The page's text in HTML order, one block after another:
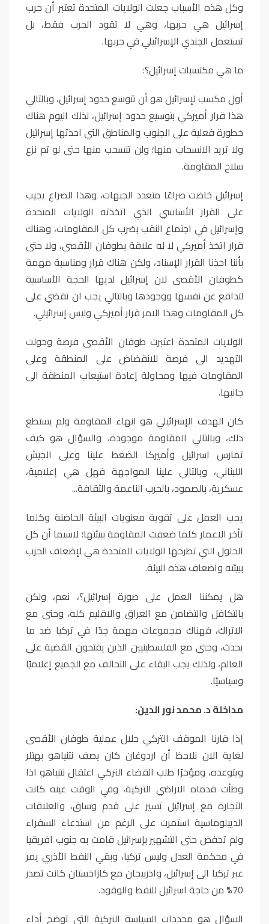
وكل هذه الأسباب جعلت الولايات المتحدة تعتبر أن حرب
إسرائيل هي حربها، وهي لا تقود الحرب فقط، بل
تستعمل الجندي الإسرائيلي في حربها.
ما هي مكتسبات إسرائيل؟:
أول مكسب لإسرائيل هو أن تتوسع حدود إسرائيل، وبالتالي
هذا قرار أميركي بتوسيع حدود إسرائيل، لذلك اليوم هناك
خطورة فعلية على الجنوب والمناطق التي اخذتها إسرائيل
ولا تريد الانسحاب منها؛ ولن تنسحب منها حتى لو تم نزع
سلاح المقاومة.
إسرائيل خاضت صراعًا متعدد الجبهات، وهذا الصراع يجيب
على القرار الأساسي الذي اتخذته الولايات المتحدة
وإسرائيل في اجتماع النقب بضرب كل المقاومات، وهناك
قرار اتخذ أميركي لا له علاقة بطوفان الأقصى، ولا حتى
بأننا اخذنا القرار الإسناد، ولكن هناك قرار ومناسبة مهمة
كطوفان الأقصى لان إسرائيل لديها الحجة الأساسية
لتدافع عن نفسها ووجودها وبالتالي يجب ان تقضي على
كل المقاومات وهذا الامر قرار أميركي وليس إسرائيلي.
الولايات المتحدة اعتبرت طوفان الأقصى فرصة وحولت
التهديد الى فرصة للانقضاض على المنطقة وعلى
المقاومات فيها ومحاولة إعادة استيعاب المنطقة الى
جانبها.
كان الهدف الإسرائيلي هو انهاء المقاومة ولم يستطع
ذلك، وبالتالي المقاومة موجودة، والسؤال هو كيف
تمارس اسرائيل وأميركا الضغط علينا وعلى الجيش
اللبناني، وبالتالي علينا المواجهة فهل هي إعلامية،
عسكرية، بالصمود، بالحرب الناعمة والثقافة...
يجب العمل على تقوية معنويات البيئة الحاضنة وكلما
تأخر الاعمار كلما ضعفت المقاومة ببيئتها؛ لاسيما أن كل
الحلول التي تطرحها الولايات المتحدة هي لإضعاف الحزب
ببيئته واضعاف هذه البيئة.
هل يمكننا العمل على صورة إسرائيل؟، نعم، ولكن
بالتكافل والتضامن مع العراق والاقليم كله، وحتى مع
الاتراك، فهناك مجموعات مهمة جدًا في تركيا ضد ما
يحدث، وحتى مع الفلسطينيين الذين يفتحون القضية على
العالم، ولذلك يجب البقاء على التحالف مع الجميع إعلاميًا
وسياسيًا.
مداخلة د. محمد نور الدين:
إذا قارنا الموقف التركي خلال عملية طوفان الأقصى
لغاية الان نلاحظ أن اردوغان كان يصف نتنياهو بهتلر
ويتوعده، ومؤخرًا طلب القضاء التركي اعتقال نتنياهو اذا
وطأت قدماه الاراضي التركية، وفي الوقت عينه كانت
التجارة مع إسرائيل تسير على قدم وساق، والعلاقات
الديبلوماسية استمرت على الرغم من استدعاء السفراء
ولم تخفض حتى التشهير بإسرائيل قامت به جنوب افريقيا
في محكمة العدل وليس تركيا، وبقي النفط الأذري يمر
عبر تركيا الى إسرائيل، واذربيجان مع كازاخستان كانت تصدر
70% من حاجة اسرائيل للنفط والوقود.
السؤال هو محددات السياسة التركية التي توضح أداء